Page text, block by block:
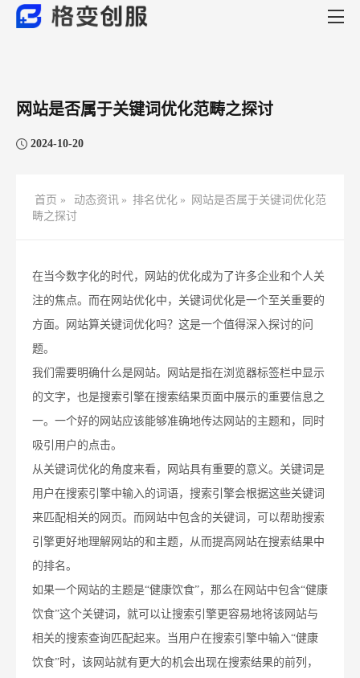
网站是否属于关键词优化范畴之探讨
2024-10-20
首页 » 动态资讯 » 排名优化 »
网站是否属于关键词优化范
畴之探讨
在当今数字化的时代，网站的优化成为了许多企业和个人关
注的焦点。而在网站优化中，关键词优化是一个至关重要的
方面。网站算关键词优化吗？这是一个值得深入探讨的问
题。
我们需要明确什么是网站。网站是指在浏览器标签栏中显示
的文字，也是搜索引擎在搜索结果页面中展示的重要信息之
一。一个好的网站应该能够准确地传达网站的主题和，同时
吸引用户的点击。
从关键词优化的角度来看，网站具有重要的意义。关键词是
用户在搜索引擎中输入的词语，搜索引擎会根据这些关键词
来匹配相关的网页。而网站中包含的关键词，可以帮助搜索
引擎更好地理解网站的和主题，从而提高网站在搜索结果中
的排名。
如果一个网站的主题是“健康饮食”，那么在网站中包含“健康
饮食”这个关键词，就可以让搜索引擎更容易地将该网站与
相关的搜索查询匹配起来。当用户在搜索引擎中输入“健康
饮食”时，该网站就有更大的机会出现在搜索结果的前列，